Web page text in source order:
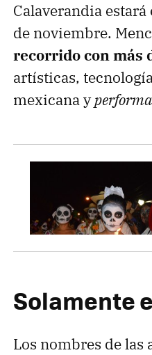
Calaverandia
de noviembre.
recorrido con más
artísticas,
mexicana y
Solamente
Los nombres de las